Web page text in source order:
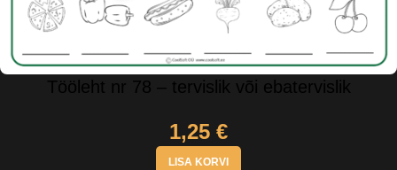
Tööleht nr 78 – tervislik või ebatervislik
1,25 €
LISA KORVI